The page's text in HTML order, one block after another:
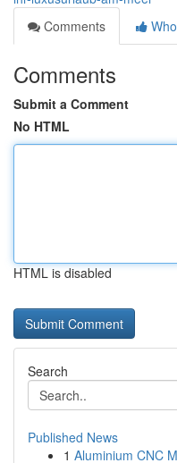
Comments
Comments
Submit a Comment
No HTML
HTML is disabled
Search
Published News
1 Aluminium CNC